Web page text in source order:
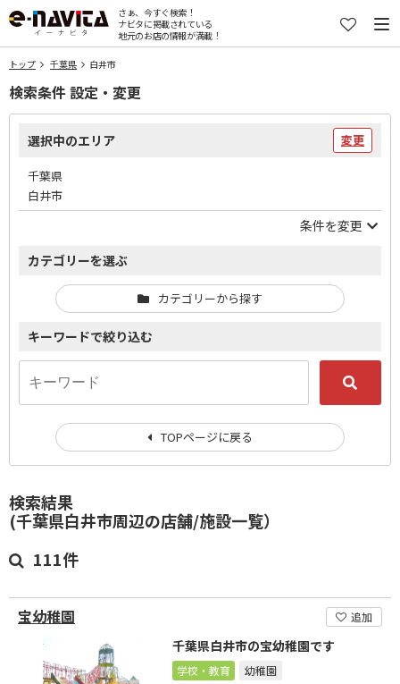
さぁ、今すぐ検索！
ナビタに掲載されている
地元のお店の情報が満載！
トップ 千葉県 白井市
検索結果
(千葉県白井市周辺の店舗/施設一覧）
111件
宝幼稚園 追加
千葉県白井市の宝幼稚園です
学校・教育 幼稚園
検索条件 設定・変更
選択中のエリア 変更
千葉県
白井市
条件を変更
カテゴリーを選ぶ
カテゴリーから探す
キーワードで絞り込む
TOPページに戻る